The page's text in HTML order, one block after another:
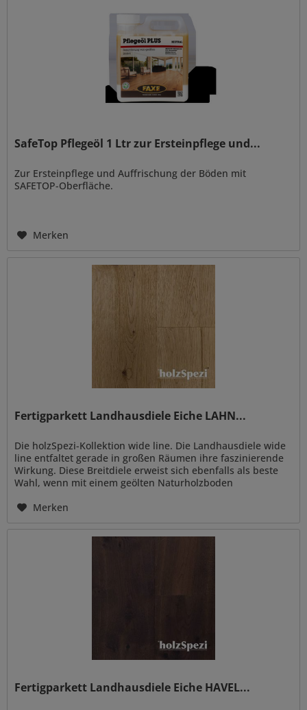
SafeTop Pflegeöl 1 Ltr zur Ersteinpflege und...
Zur Ersteinpflege und Auffrischung der Böden mit
SAFETOP-Oberfläche.
Merken
Fertigparkett Landhausdiele Eiche LAHN...
Die holzSpezi-Kollektion wide line. Die Landhausdiele wide
line entfaltet gerade in großen Räumen ihre faszinierende
Wirkung. Diese Breitdiele erweist sich ebenfalls als beste
Wahl, wenn mit einem geölten Naturholzboden
Merken
Fertigparkett Landhausdiele Eiche HAVEL...